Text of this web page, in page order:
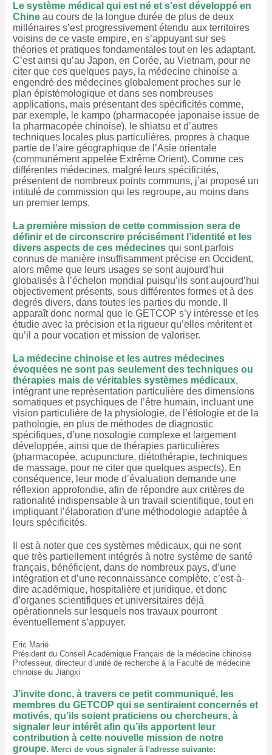
Le système médical qui est né et s’est développé en
Chine au cours de la longue durée de plus de deux
millénaires s’est progressivement étendu aux territoires
voisins de ce vaste empire, en s’appuyant sur ses
théories et pratiques fondamentales tout en les adaptant.
C’est ainsi qu’au Japon, en Corée, au Vietnam, pour ne
citer que ces quelques pays, la médecine chinoise a
engendré des médecines globalement proches sur le
plan épistémologique et dans ses nombreuses
applications, mais présentant des spécificités comme,
par exemple, le kampo (pharmacopée japonaise issue de
la pharmacopée chinoise), le shiatsu et d’autres
techniques locales plus particulières, propres à chaque
partie de l’aire géographique de l’Asie orientale
(communément appelée Extrême Orient). Comme ces
différentes médecines, malgré leurs spécificités,
présentent de nombreux points communs, j’ai proposé un
intitulé de commission qui les regroupe, au moins dans
un premier temps.
La première mission de cette commission sera de
définir et de circonscrire précisément l’identité et les
divers aspects de ces médecines qui sont parfois
connus de manière insuffisamment précise en Occident,
alors même que leurs usages se sont aujourd’hui
globalisés à l’échelon mondial puisqu’ils sont aujourd’hui
objectivement présents, sous différentes formes et à des
degrés divers, dans toutes les parties du monde. Il
apparaît donc normal que le GETCOP s’y intéresse et les
étudie avec la précision et la rigueur qu’elles méritent et
qu’il a pour vocation et mission de valoriser.
La médecine chinoise et les autres médecines
évoquées ne sont pas seulement des techniques ou
thérapies mais de véritables systèmes médicaux,
intégrant une représentation particulière des dimensions
somatiques et psychiques de l’être humain, incluant une
vision particulière de la physiologie, de l’étiologie et de la
pathologie, en plus de méthodes de diagnostic
spécifiques, d’une nosologie complexe et largement
développée, ainsi que de thérapies particulières
(pharmacopée, acupuncture, diétothérapie, techniques
de massage, pour ne citer que quelques aspects). En
conséquence, leur mode d’évaluation demande une
réflexion approfondie, afin de répondre aux critères de
rationalité indispensable à un travail scientifique, tout en
impliquant l’élaboration d’une méthodologie adaptée à
leurs spécificités.
Il est à noter que ces systèmes médicaux, qui ne sont
que très partiellement intégrés à notre système de santé
français, bénéficient, dans de nombreux pays, d’une
intégration et d’une reconnaissance complète, c’est-à-
dire académique, hospitalière et juridique, et donc
d’organes scientifiques et universitaires déjà
opérationnels sur lesquels nos travaux pourront
éventuellement s’appuyer.
Eric Marié
Président du Conseil Académique Français de la médecine chinoise
Professeur, directeur d’unité de recherche à la Faculté de médecine
chinoise du Jiangxi
J’invite donc, à travers ce petit communiqué, les
membres du GETCOP qui se sentiraient concernés et
motivés, qu’ils soient praticiens ou chercheurs, à
signaler leur intérêt afin qu’ils apportent leur
contribution à cette nouvelle mission de notre
groupe. Merci de vous signaler à l'adresse suivante: